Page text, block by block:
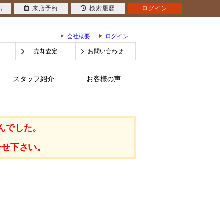
会社概要 ログイン
売却査定 お問い合わせ
スタッフ紹介 お客様の声
した。
下さい。
来店予約 検索履歴 ログイン